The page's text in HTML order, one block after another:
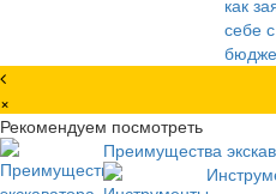
×
Рекомендуем посмотреть
Преимущества